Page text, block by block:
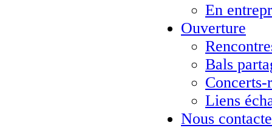
En
Ouverture
Bals
Concerts-
Liens
Nous